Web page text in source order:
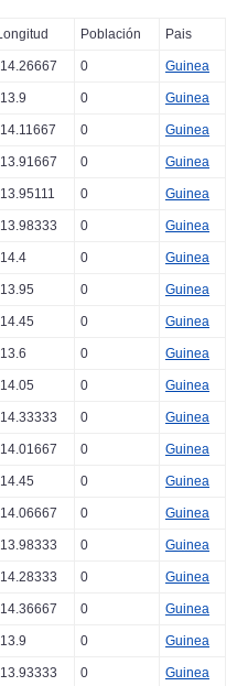
Población Pais
0 Guinea
0 Guinea
0 Guinea
0 Guinea
0 Guinea
0 Guinea
0 Guinea
0 Guinea
0 Guinea
0 Guinea
0 Guinea
0 Guinea
0 Guinea
0 Guinea
0 Guinea
0 Guinea
0 Guinea
0 Guinea
0 Guinea
0
Guinea